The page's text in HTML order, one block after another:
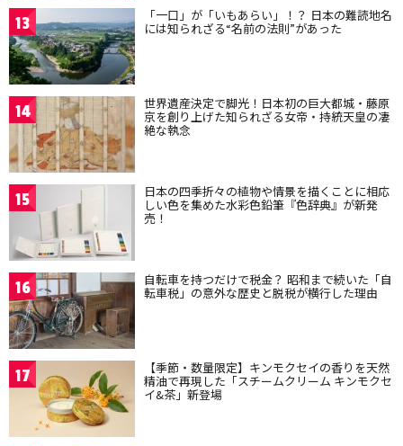
13 「一口」が「いもあらい」！？ 日本の難読地名
には知られざる“名前の法則”があった
14 世界遺産決定で脚光！日本初の巨大都城・藤原
京を創り上げた知られざる女帝・持統天皇の凄
絶な執念
15 日本の四季折々の植物や情景を描くことに相応
しい色を集めた水彩色鉛筆『色辞典』が新発
売！
16 自転車を持つだけで税金？ 昭和まで続いた「自
転車税」の意外な歴史と脱税が横行した理由
17 【季節・数量限定】キンモクセイの香りを天然
精油で再現した「スチームクリーム キンモクセ
イ&茶」新登場